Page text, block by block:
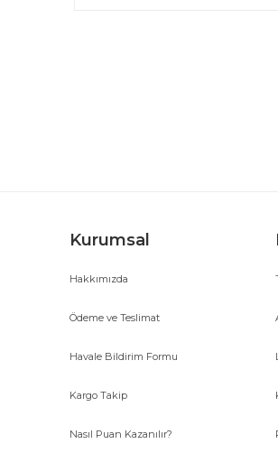
Kurumsal
Hakkımızda
Ödeme ve Teslimat
Havale Bildirim Formu
Kargo Takip
Nasıl Puan Kazanılır?